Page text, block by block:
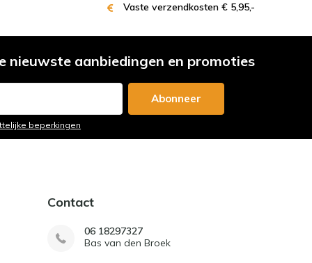
Vaste verzendkosten € 5,95,-
nieuwste aanbiedingen en promoties
Abonneer
beperkingen
Contact
06 18297327
Bas van den Broek